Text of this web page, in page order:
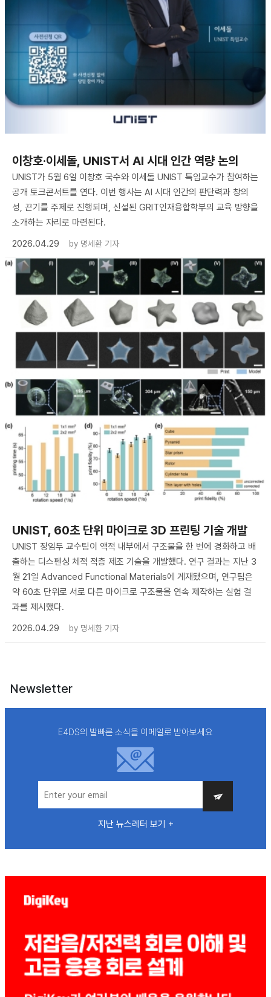
이창호·이세돌, UNIST서 AI 시대 인간 역량 논의
UNIST가 5월 6일 이창호 국수와 이세돌 UNIST 특임교수가 참여하는
공개 토크콘서트를 연다. 이번 행사는 AI 시대 인간의 판단력과 창의
성, 끈기를 주제로 진행되며, 신설된 GRIT인재융합학부의 교육 방향을
소개하는 자리로 마련된다.
2026.04.29
by 명세환 기자
UNIST, 60초 단위 마이크로 3D 프린팅 기술 개발
UNIST 정임두 교수팀이 액적 내부에서 구조물을 한 번에 경화하고 배
출하는 디스펜싱 체적 적층 제조 기술을 개발했다. 연구 결과는 지난 3
월 21일 Advanced Functional Materials에 게재됐으며, 연구팀은
약 60초 단위로 서로 다른 마이크로 구조물을 연속 제작하는 실험 결
과를 제시했다.
2026.04.29
by 명세환 기자
Newsletter
E4DS의 발빠른 소식을 이메일로 받아보세요
지난 뉴스레터 보기 +